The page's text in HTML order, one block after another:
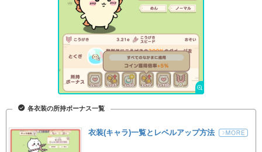
各衣装の所持ボーナス一覧
衣装(キャラ)一覧とレベルアップ方法